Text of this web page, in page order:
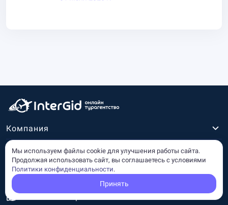
Компания
ОФИС
г. Москва, ул. Селезневская, д. 24-26, стр. 3
Показать на карте
Политики и соглашения
Мы используем файлы cookie для улучшения работы сайта.
Продолжая использовать сайт, вы соглашаетесь с условиями
Политики конфиденциальности.
Принять